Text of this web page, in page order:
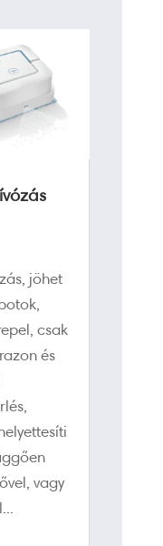
jöhet
csak
és
vagy